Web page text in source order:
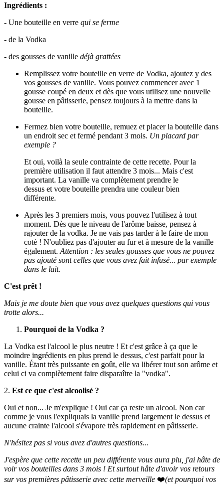
Ingrédients :
- Une bouteille en verre qui se ferme
- de la Vodka
- des gousses de vanille déjà grattées
Remplissez votre bouteille en verre de Vodka, ajoutez y des
vos gousses de vanille. Vous pouvez commencer avec 1
gousse coupé en deux et dès que vous utilisez une nouvelle
gousse en pâtisserie, pensez toujours à la mettre dans la
bouteille.
Fermez bien votre bouteille, remuez et placer la bouteille dans
un endroit sec et fermé pendant 3 mois. Un placard par
exemple ?
Et oui, voilà la seule contrainte de cette recette. Pour la
première utilisation il faut attendre 3 mois... Mais c'est
important. La vanille va complètement prendre le
dessus et votre bouteille prendra une couleur bien
différente.
Après les 3 premiers mois, vous pouvez l'utilisez à tout
moment. Dès que le niveau de l'arôme baisse, pensez à
rajouter de la vodka. Je ne vais pas tarder à le faire de mon
coté ! N'oubliez pas d'ajouter au fur et à mesure de la vanille
également. Attention : les seules gousses que vous ne pouvez
pas ajouté sont celles que vous avez fait infusé... par exemple
dans le lait.
C'est prêt !
Mais je me doute bien que vous avez quelques questions qui vous
trotte alors...
Pourquoi de la Vodka ?
La Vodka est l'alcool le plus neutre ! Et c'est grâce à ça que le
moindre ingrédients en plus prend le dessus, c'est parfait pour la
vanille. Étant très puissante en goût, elle va libérer tout son arôme et
celui ci va complètement faire disparaître la "vodka".
2. Est ce que c'est alcoolisé ?
Oui et non... Je m'explique ! Oui car ça reste un alcool. Non car
comme je vous l'expliquais la vanille prend largement le dessus et
aucune crainte l'alcool s'évapore très rapidement en pâtisserie.
N'hésitez pas si vous avez d'autres questions...
J'espère que cette recette un peu différente vous aura plu, j'ai hâte de
voir vos bouteilles dans 3 mois ! Et surtout hâte d'avoir vos retours
sur vos premières pâtisserie avec cette merveille ❤️(et pourquoi vos